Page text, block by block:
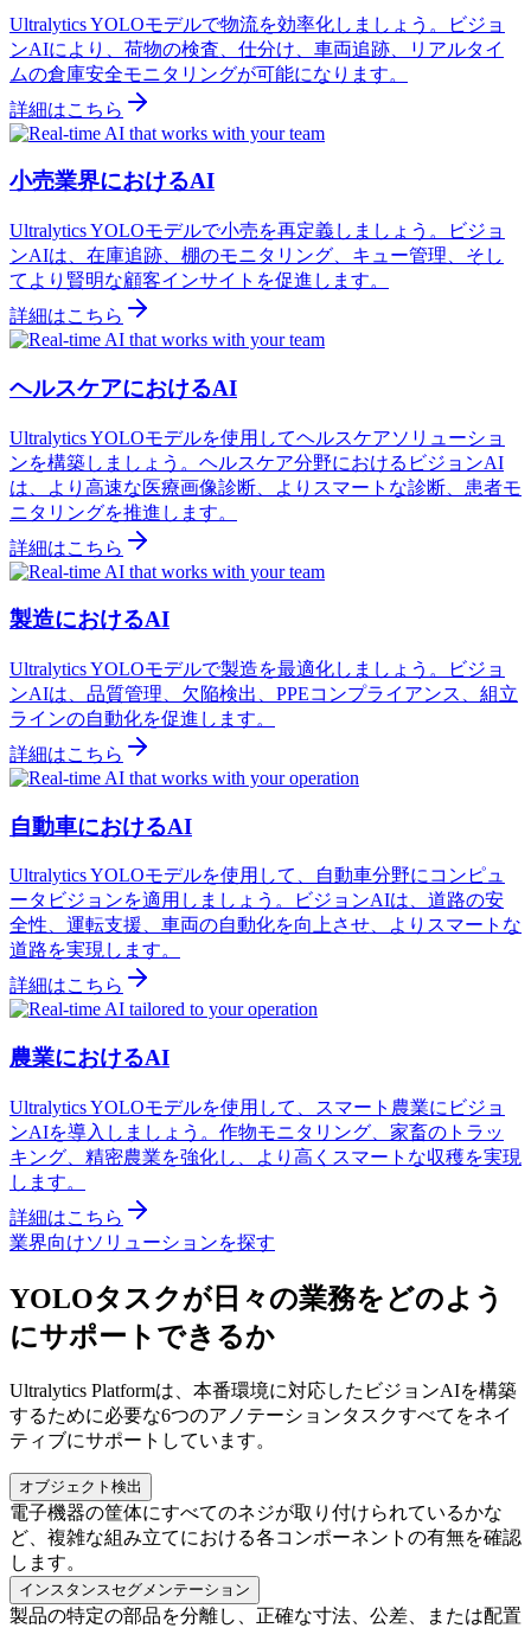
Ultralytics YOLOモデルで物流を効率化しましょう。ビジョ
ンAIにより、荷物の検査、仕分け、車両追跡、リアルタイ
ムの倉庫安全モニタリングが可能になります。
詳細はこちら
小売業界におけるAI
Ultralytics YOLOモデルで小売を再定義しましょう。ビジョ
ンAIは、在庫追跡、棚のモニタリング、キュー管理、そし
てより賢明な顧客インサイトを促進します。
詳細はこちら
ヘルスケアにおけるAI
Ultralytics YOLOモデルを使用してヘルスケアソリューショ
ンを構築しましょう。ヘルスケア分野におけるビジョンAI
は、より高速な医療画像診断、よりスマートな診断、患者モ
ニタリングを推進します。
詳細はこちら
製造におけるAI
Ultralytics YOLOモデルで製造を最適化しましょう。ビジョ
ンAIは、品質管理、欠陥検出、PPEコンプライアンス、組立
ラインの自動化を促進します。
詳細はこちら
自動車におけるAI
Ultralytics YOLOモデルを使用して、自動車分野にコンピュ
ータビジョンを適用しましょう。ビジョンAIは、道路の安
全性、運転支援、車両の自動化を向上させ、よりスマートな
道路を実現します。
詳細はこちら
農業におけるAI
Ultralytics YOLOモデルを使用して、スマート農業にビジョ
ンAIを導入しましょう。作物モニタリング、家畜のトラッ
キング、精密農業を強化し、より高くスマートな収穫を実現
します。
詳細はこちら
業界向けソリューションを探す
YOLOタスクが日々の業務をどのよう
にサポートできるか
Ultralytics Platformは、本番環境に対応したビジョンAIを構築
するために必要な6つのアノテーションタスクすべてをネイ
ティブにサポートしています。
オブジェクト検出
電子機器の筐体にすべてのネジが取り付けられているかな
ど、複雑な組み立てにおける各コンポーネントの有無を確認
します。
インスタンスセグメンテーション
製品の特定の部品を分離し、正確な寸法、公差、または配置